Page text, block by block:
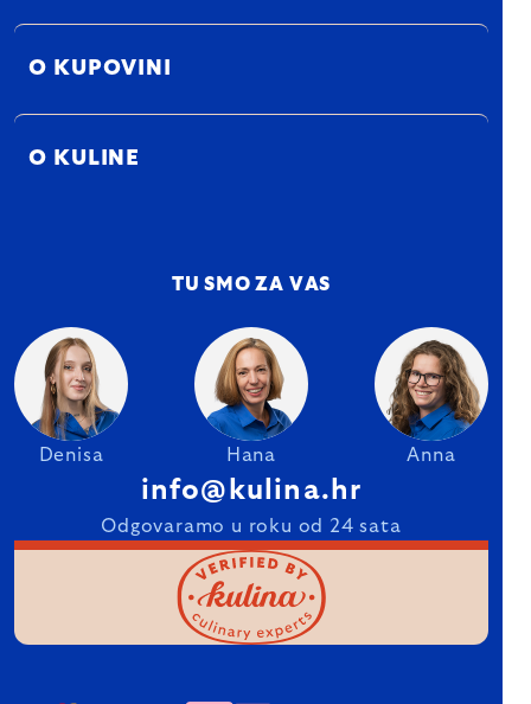
O KUPOVINI
O KULINE
TU SMO ZA VAS
Denisa Hana Anna
info@kulina.hr
Odgovaramo u roku od 24 sata